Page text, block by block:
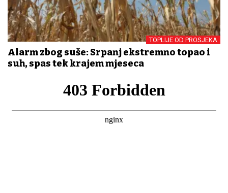
TOPLIJE OD PROSJEKA
Alarm zbog suše: Srpanj ekstremno topao i
suh, spas tek krajem mjeseca